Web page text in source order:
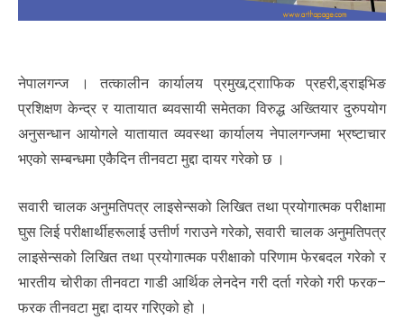
नेपालगन्ज । तत्कालीन कार्यालय प्रमुख,ट्रााफिक प्रहरी,ड्राइभिङ
प्रशिक्षण केन्द्र र यातायात ब्यवसायी समेतका विरुद्ध अख्तियार दुरुपयोग
अनुसन्धान आयोगले यातायात व्यवस्था कार्यालय नेपालगन्जमा भ्रष्टाचार
भएको सम्बन्धमा एकैदिन तीनवटा मुद्दा दायर गरेको छ ।
सवारी चालक अनुमतिपत्र लाइसेन्सको लिखित तथा प्रयोगात्मक परीक्षामा
घुस लिई परीक्षार्थीहरूलाई उत्तीर्ण गराउने गरेको, सवारी चालक अनुमतिपत्र
लाइसेन्सको लिखित तथा प्रयोगात्मक परीक्षाको परिणाम फेरबदल गरेको र
भारतीय चोरीका तीनवटा गाडी आर्थिक लेनदेन गरी दर्ता गरेको गरी फरक–
फरक तीनवटा मुद्दा दायर गरिएको हो ।